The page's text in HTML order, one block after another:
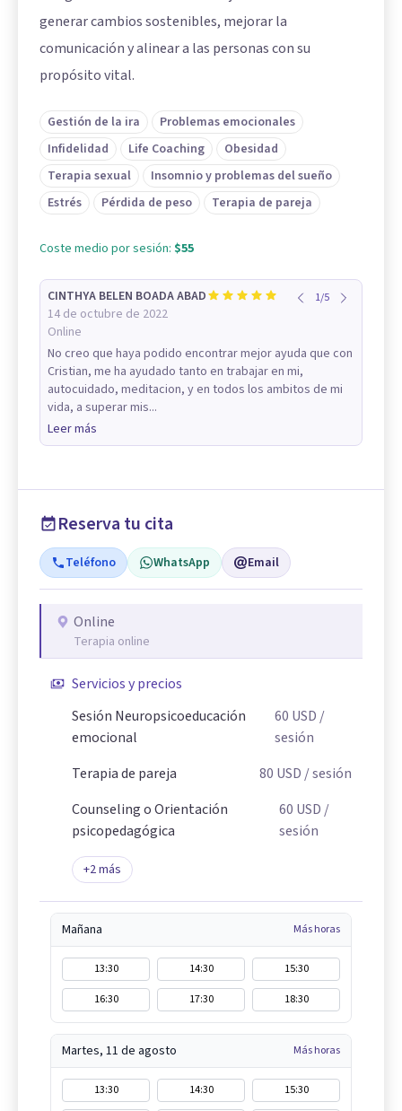
generar cambios sostenibles, mejorar la
comunicación y alinear a las personas con su
propósito vital.
Gestión de la ira
Problemas emocionales
Infidelidad
Life Coaching
Obesidad
Terapia sexual
Insomnio y problemas del sueño
Estrés
Pérdida de peso Terapia de pareja
Coste medio por sesión: $55
CINTHYA BELEN BOADA ABAD
14 de octubre de 2022
Online
1/5
No creo que haya podido encontrar mejor ayuda que con
Cristian, me ha ayudado tanto en trabajar en mi,
autocuidado, meditacion, y en todos los ambitos de mi
vida, a superar mis...
Leer más
Reserva tu cita
Teléfono WhatsApp Email
Online
Terapia online
Servicios y precios
Sesión Neuropsicoeducación
emocional
60 USD /
sesión
Terapia de pareja
80 USD / sesión
Counseling o Orientación
psicopedagógica
60 USD /
sesión
+2más
Mañana Más horas
13:30 14:30
15:30
16:30
17:30 18:30
Martes, 11 de agosto Más horas
13:30 14:30
15:30